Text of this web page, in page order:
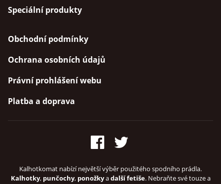
Speciální produkty
Obchodní podmínky
Ochrana osobních údajů
Právní prohlášení webu
Platba a doprava
Kalhotkomat nabízí největší výběr použitého spodního prádla.
Kalhotky, punčochy, ponožkyadalší fetiše. Nebraňte své touze a